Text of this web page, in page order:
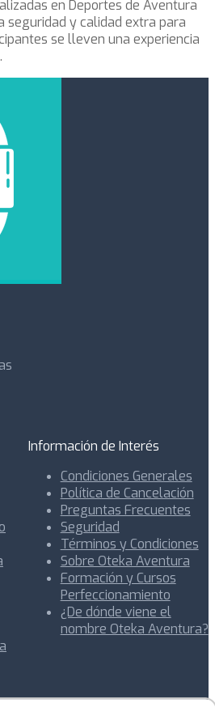
en Deportes de Aventura
seguridad y calidad extra para
se lleven una experiencia
Información de Interés
Condiciones Generales
Política de Cancelación
Preguntas Frecuentes
Seguridad
Términos y Condiciones
Sobre Oteka Aventura
Formación y Cursos
Perfeccionamiento
¿De dónde viene el
nombre Oteka Aventura?